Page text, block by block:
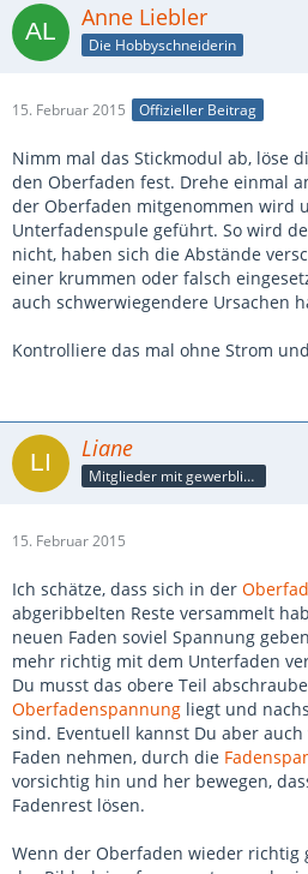
Anne Liebler
Die Hobbyschneiderin
15. Februar 2015 Offizieller Beitrag
Nimm mal das Stickmodul ab, löse
den Oberfaden fest. Drehe einmal
der Oberfaden mitgenommen wird
Unterfadenspule geführt. So wird
nicht, haben sich die Abstände
einer krummen oder falsch
auch schwerwiegendere Ursachen
Kontrolliere das mal ohne Strom
Liane
Mitglieder mit gewerblicher Verbindung, auch als Mitarbeiter/in
15. Februar 2015
Ich schätze, dass sich in der
abgeribbelten Reste versammelt
neuen Faden soviel Spannung
mehr richtig mit dem Unterfaden
Du musst das obere Teil
Oberfadenspannung liegt und
sind. Eventuell kannst Du aber
Faden nehmen, durch die
vorsichtig hin und her bewegen,
Fadenrest lösen.
Wenn der Oberfaden wieder